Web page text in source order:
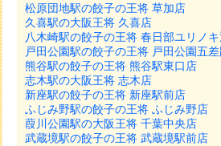
松原団地駅の餃子の王将 草加店
久喜駅の大阪王将 久喜店
八木崎駅の餃子の王将 春日部ユリノ
戸田公園駅の餃子の王将 戸田公園五
熊谷駅の餃子の王将 熊谷駅東口店
志木駅の大阪王将 志木店
新座駅の餃子の王将 新座駅前店
ふじみ野駅の餃子の王将 ふじみ野店
葭川公園駅の大阪王将 千葉中央店
武蔵境駅の餃子の王将 武蔵境駅前店